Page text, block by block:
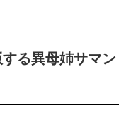
る異母姉サマン